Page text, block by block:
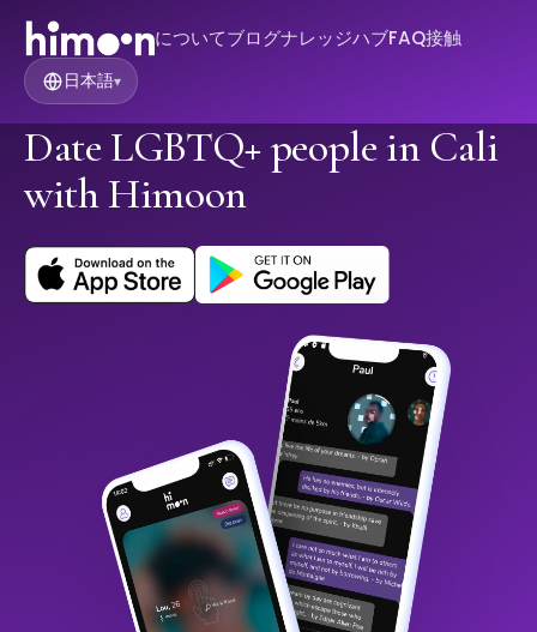
についてブログナレッジハブFAQ接触
日本語▾
Date LGBTQ+ people in Cali
with Himoon